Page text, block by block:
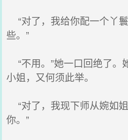
“对了，我给你配一个丫
些。”
“不用。”她一口回绝了。
小姐，又何须此举。
“对了，我现下师从婉如
你。”